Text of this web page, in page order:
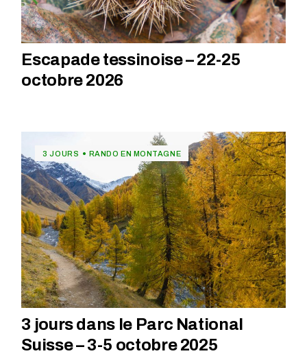
Escapade tessinoise – 22-25
octobre 2026
3 JOURS RANDO EN MONTAGNE
3 jours dans le Parc National
Suisse – 3-5 octobre 2025